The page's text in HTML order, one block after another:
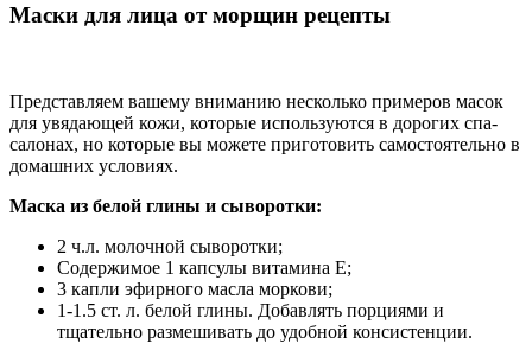
Маски для лица от морщин рецепты
Представляем вашему вниманию несколько примеров масок
для увядающей кожи, которые используются в дорогих спа-
салонах, но которые вы можете приготовить самостоятельно в
домашних условиях.
Маска из белой глины и сыворотки:
2 ч.л. молочной сыворотки;
Содержимое 1 капсулы витамина Е;
3 капли эфирного масла моркови;
1-1.5 ст. л. белой глины. Добавлять порциями и
тщательно размешивать до удобной консистенции.